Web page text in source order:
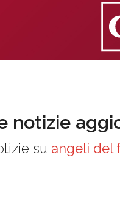
notizie
su angeli del